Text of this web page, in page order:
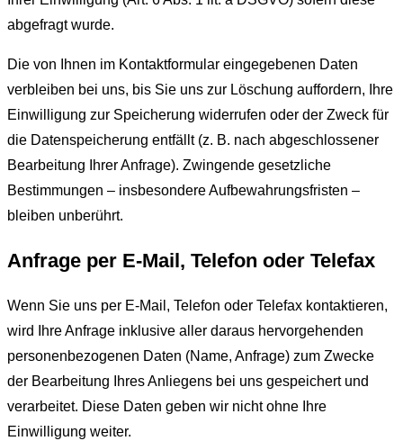
abgefragt wurde.
Die von Ihnen im Kontaktformular eingegebenen Daten
verbleiben bei uns, bis Sie uns zur Löschung auffordern, Ihre
Einwilligung zur Speicherung widerrufen oder der Zweck für
die Datenspeicherung entfällt (z. B. nach abgeschlossener
Bearbeitung Ihrer Anfrage). Zwingende gesetzliche
Bestimmungen – insbesondere Aufbewahrungsfristen –
bleiben unberührt.
Anfrage per E-Mail, Telefon oder Telefax
Wenn Sie uns per E-Mail, Telefon oder Telefax kontaktieren,
wird Ihre Anfrage inklusive aller daraus hervorgehenden
personenbezogenen Daten (Name, Anfrage) zum Zwecke
der Bearbeitung Ihres Anliegens bei uns gespeichert und
verarbeitet. Diese Daten geben wir nicht ohne Ihre
Einwilligung weiter.